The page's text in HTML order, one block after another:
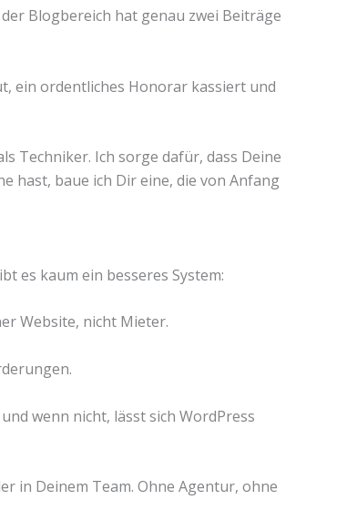
Blogbereich hat genau zwei Beiträge
ein ordentliches Honorar kassiert und
Techniker. Ich sorge dafür, dass Deine
hast, baue ich Dir eine, die von Anfang
es kaum ein besseres System:
Website, nicht Mieter.
wenn nicht, lässt sich WordPress
in Deinem Team. Ohne Agentur, ohne